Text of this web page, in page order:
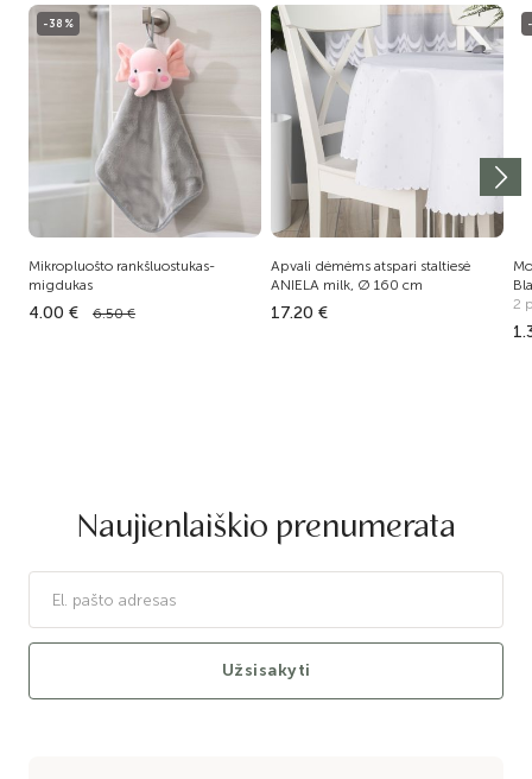
-38%
Mikropluošto rankšluostukas-
migdukas
4.00 € 6.50 €
Apvali dėmėms atspari staltiesė
ANIELA milk, Ø 160 cm
17.20 €
2
Naujienlaiškio prenumerata
Užsisakyti